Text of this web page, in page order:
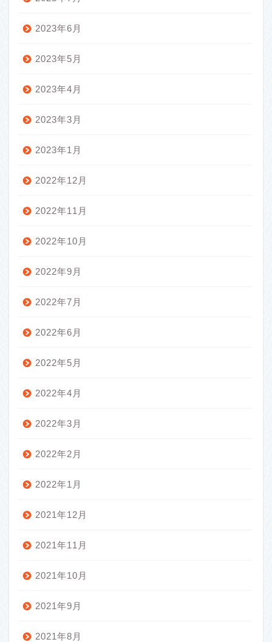
2023年6月
2023年5月
2023年4月
2023年3月
2023年1月
2022年12月
2022年11月
2022年10月
2022年9月
2022年7月
2022年6月
2022年5月
2022年4月
2022年3月
2022年2月
2022年1月
2021年12月
2021年11月
2021年10月
2021年9月
2021年8月